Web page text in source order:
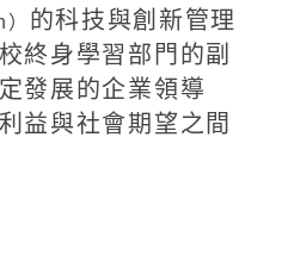
的科技與創新管理
終身學習部門的副
發展的企業領導
益與社會期望之間